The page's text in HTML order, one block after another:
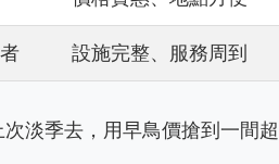
設施完整、服務周到
淡季去，用早鳥價搶到一間超